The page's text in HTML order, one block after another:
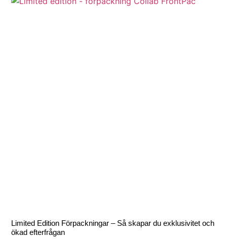
Limited Edition Förpackningar – Så skapar du exklusivitet och
ökad efterfrågan